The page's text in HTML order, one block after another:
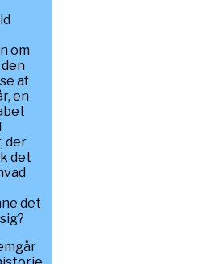
om
af
en
der
det
det